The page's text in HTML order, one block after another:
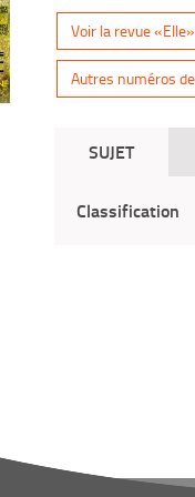
Voir la revue «Elle»
Autres numéros
SUJET
Classification